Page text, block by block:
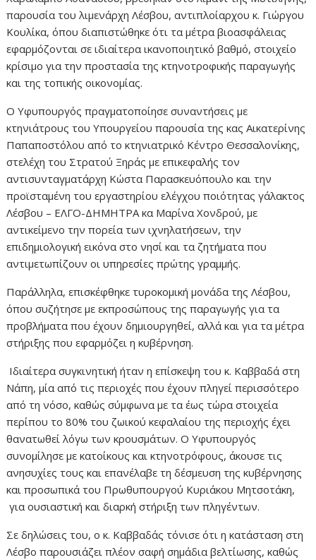
παρουσία του λιμενάρχη Λέσβου, αντιπλοίαρχου κ. Γιώργου
Κουλίκα, όπου διαπιστώθηκε ότι τα μέτρα βιοασφάλειας
εφαρμόζονται σε ιδιαίτερα ικανοποιητικό βαθμό, στοιχείο
κρίσιμο για την προστασία της κτηνοτροφικής παραγωγής
και της τοπικής οικονομίας.
Ο Υφυπουργός πραγματοποίησε συναντήσεις με
κτηνιάτρους του Υπουργείου παρουσία της κας Αικατερίνης
Παπαποστόλου από το κτηνιατρικό Κέντρο Θεσσαλονίκης,
στελέχη του Στρατού Ξηράς με επικεφαλής τον
αντισυνταγματάρχη Κώστα Παρασκευόπουλο και την
προϊσταμένη του εργαστηρίου ελέγχου ποιότητας γάλακτος
Λέσβου – ΕΛΓΟ-ΔΗΜΗΤΡΑ κα Μαρίνα Χονδρού, με
αντικείμενο την πορεία των ιχνηλατήσεων, την
επιδημιολογική εικόνα στο νησί και τα ζητήματα που
αντιμετωπίζουν οι υπηρεσίες πρώτης γραμμής.
Παράλληλα, επισκέφθηκε τυροκομική μονάδα της Λέσβου,
όπου συζήτησε με εκπροσώπους της παραγωγής για τα
προβλήματα που έχουν δημιουργηθεί, αλλά και για τα μέτρα
στήριξης που εφαρμόζει η κυβέρνηση.
Ιδιαίτερα συγκινητική ήταν η επίσκεψη του κ. Καββαδά στη
Νάπη, μία από τις περιοχές που έχουν πληγεί περισσότερο
από τη νόσο, καθώς σύμφωνα με τα έως τώρα στοιχεία
περίπου το 80% του ζωικού κεφαλαίου της περιοχής έχει
θανατωθεί λόγω των κρουσμάτων. Ο Υφυπουργός
συνομίλησε με κατοίκους και κτηνοτρόφους, άκουσε τις
ανησυχίες τους και επανέλαβε τη δέσμευση της κυβέρνησης
και προσωπικά του Πρωθυπουργού Κυριάκου Μητσοτάκη,
για ουσιαστική και διαρκή στήριξη των πληγέντων.
Σε δηλώσεις του, ο κ. Καββαδάς τόνισε ότι η κατάσταση στη
Λέσβο παρουσιάζει πλέον σαφή σημάδια βελτίωσης, καθώς